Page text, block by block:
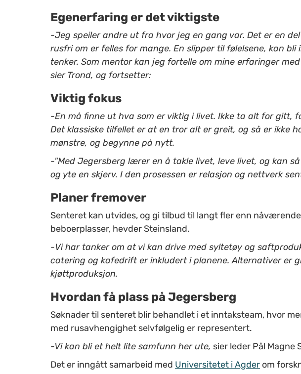
Egenerfaring er det viktigste
-Jeg speiler andre ut fra hvor jeg en gang var. Det er en
rusfri om er felles for mange. En slipper til følelsene, kan bli
tenker. Som mentor kan jeg fortelle om mine erfaringer
sier Trond, og fortsetter:
Viktig fokus
-En må finne ut hva som er viktig i livet. Ikke ta alt for gitt,
Det klassiske tilfellet er at en tror alt er greit, og så er ikke
mønstre, og begynne på nytt.
-"Med Jegersberg lærer en å takle livet, leve livet, og kan
og yte en skjerv. I den prosessen er relasjon og nettverk
Planer fremover
Senteret kan utvides, og gi tilbud til langt fler enn
beboerplasser, hevder Steinsland.
-Vi har tanker om at vi kan drive med syltetøy og
catering og kafedrift er inkludert i planene. Alternativer er
kjøttproduksjon.
Hvordan få plass på Jegersberg
Søknader til senteret blir behandlet i et inntaksteam, hvor
med rusavhengighet selvfølgelig er representert.
-Vi kan bli et helt lite samfunn her ute, sier leder Pål Magne
Det er inngått samarbeid med Universitetet i Agder om